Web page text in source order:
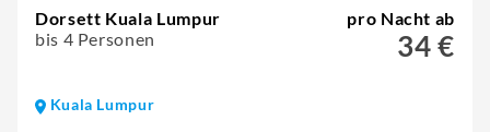
Dorsett Kuala Lumpur
bis 4 Personen
pro Nacht ab
34 €
Kuala Lumpur